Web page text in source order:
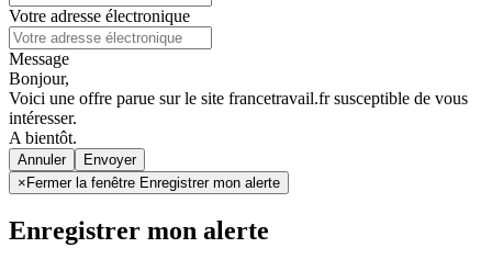
Votre adresse électronique
Message
Bonjour,
Voici une offre parue sur le site francetravail.fr susceptible de vous
intéresser.
A bientôt.
Annuler
× Fermer la fenêtre Enregistrer mon alerte
Enregistrer mon alerte